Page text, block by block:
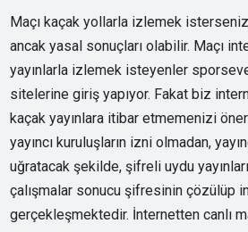
Maçı kaçak yollarla izlemek
ancak yasal sonuçları olabilir. Maçı
yayınlarla izlemek isteyenler
sitelerine giriş yapıyor. Fakat biz
kaçak yayınlara itibar etmemenizi
yayıncı kuruluşların izni olmadan,
uğratacak şekilde, şifreli uydu
çalışmalar sonucu şifresinin çözülüp
gerçekleşmektedir. İnternetten canlı